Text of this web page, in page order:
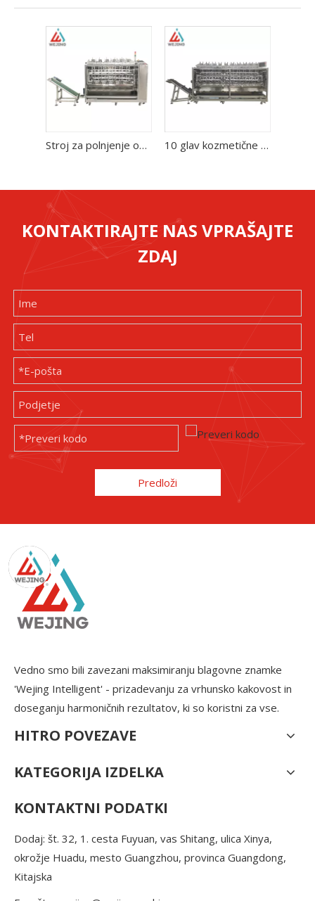
Stroj za polnjenje obraznih mask s 6 glavami za lepotilne obrazne maske 10 glav kozmetične lepotne obrazne maske za polnjenje pakirnega stroja, tovarniška neposredna prodaja
KONTAKTIRAJTE NAS VPRAŠAJTE
ZDAJ
Predloži
Vedno smo bili zavezani maksimiranju blagovne znamke
'Wejing Intelligent' - prizadevanju za vrhunsko kakovost in
doseganju harmoničnih rezultatov, ki so koristni za vse.
HITRO POVEZAVE
KATEGORIJA IZDELKA
KONTAKTNI PODATKI
Dodaj: št. 32, 1. cesta Fuyuan, vas Shitang, ulica Xinya,
okrožje Huadu, mesto Guangzhou, provinca Guangdong,
Kitajska